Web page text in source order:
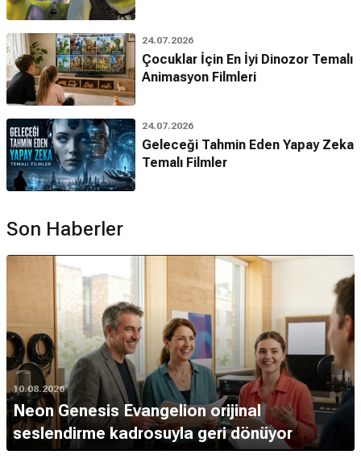
24.07.2026
Çocuklar İçin En İyi Dinozor Temalı
Animasyon Filmleri
24.07.2026
Geleceği Tahmin Eden Yapay Zeka
Temalı Filmler
Son Haberler
10.08.2026
Neon Genesis Evangelion orijinal
seslendirme kadrosuyla geri dönüyor